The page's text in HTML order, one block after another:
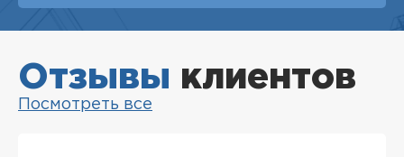
Отзывы клиентов
Посмотреть все